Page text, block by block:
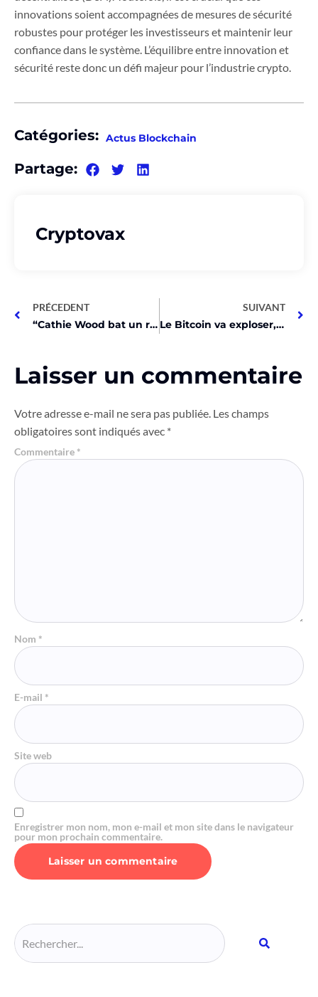
innovations soient accompagnées de mesures de sécurité
robustes pour protéger les investisseurs et maintenir leur
confiance dans le système. L’équilibre entre innovation et
sécurité reste donc un défi majeur pour l’industrie crypto.
Catégories: Actus Blockchain
Partage:
Cryptovax
PRÉCEDENT
“Cathie Wood bat un record avec son ETF Bitcoin à 72K$”
SUIVANT
Le Bitcoin va exploser, les traders l’affirment!
Laisser un commentaire
Votre adresse e-mail ne sera pas publiée. Les champs
obligatoires sont indiqués avec *
Commentaire *
Nom *
E-mail *
Site web
Enregistrer mon nom, mon e-mail et mon site dans le navigateur
pour mon prochain commentaire.